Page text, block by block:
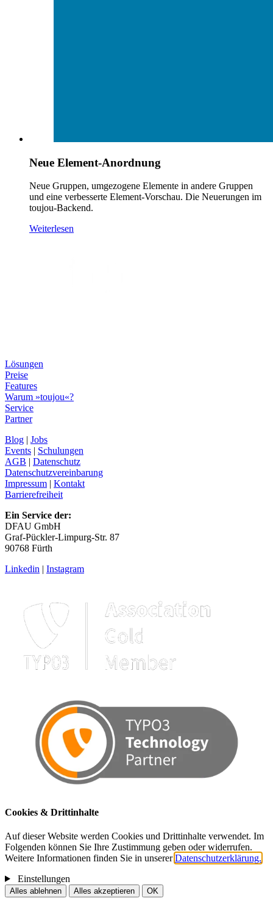
Neue Element-Anordnung
Neue Gruppen, umgezogene Elemente in andere Gruppen
und eine verbesserte Element-Vorschau. Die Neuerungen im
toujou-Backend.
Weiterlesen
Lösungen
Preise
Features
Warum »toujou«?
Service
Partner
Blog | Jobs
Events | Schulungen
AGB | Datenschutz
Datenschutzvereinbarung
Impressum | Kontakt
Barrierefreiheit
Ein Service der:
DFAU GmbH
Graf-Pückler-Limpurg-Str. 87
90768 Fürth
Linkedin | Instagram
Cookies & Drittinhalte
Auf dieser Website werden Cookies und Drittinhalte verwendet. Im
Folgenden können Sie Ihre Zustimmung geben oder widerrufen.
Weitere Informationen finden Sie in unsererDatenschutzerklärung.
Einstellungen
Alles ablehnen Alles akzeptieren OK